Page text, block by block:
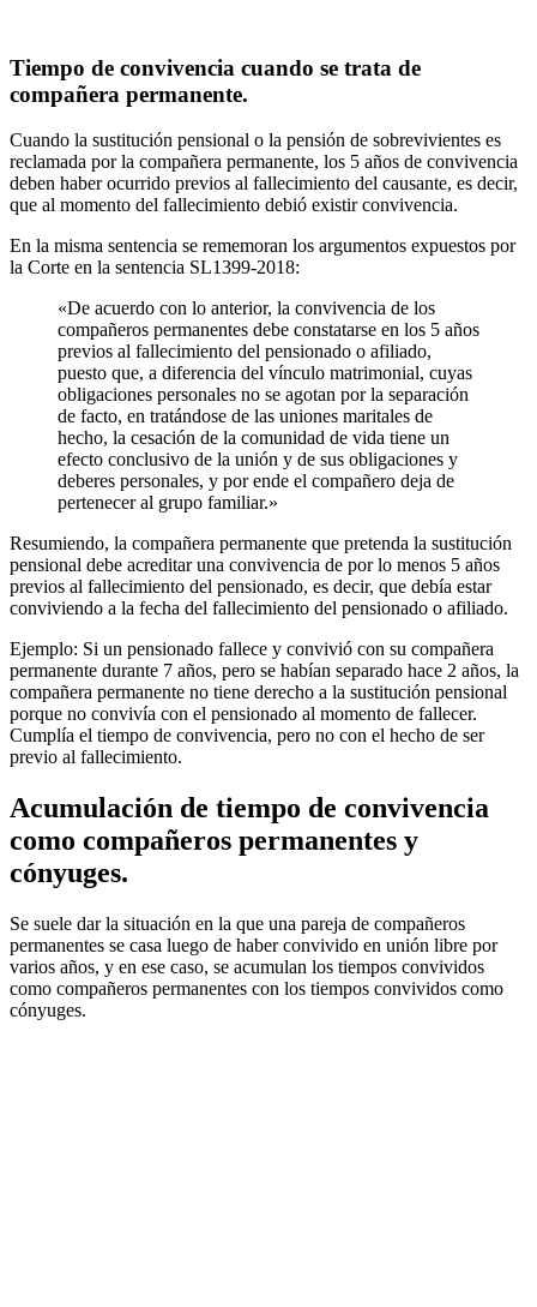
Tiempo de convivencia cuando se trata de
compañera permanente.
Cuando la sustitución pensional o la pensión de sobrevivientes es
reclamada por la compañera permanente, los 5 años de convivencia
deben haber ocurrido previos al fallecimiento del causante, es decir,
que al momento del fallecimiento debió existir convivencia.
En la misma sentencia se rememoran los argumentos expuestos por
la Corte en la sentencia SL1399-2018:
«De acuerdo con lo anterior, la convivencia de los
compañeros permanentes debe constatarse en los 5 años
previos al fallecimiento del pensionado o afiliado,
puesto que, a diferencia del vínculo matrimonial, cuyas
obligaciones personales no se agotan por la separación
de facto, en tratándose de las uniones maritales de
hecho, la cesación de la comunidad de vida tiene un
efecto conclusivo de la unión y de sus obligaciones y
deberes personales, y por ende el compañero deja de
pertenecer al grupo familiar.»
Resumiendo, la compañera permanente que pretenda la sustitución
pensional debe acreditar una convivencia de por lo menos 5 años
previos al fallecimiento del pensionado, es decir, que debía estar
conviviendo a la fecha del fallecimiento del pensionado o afiliado.
Ejemplo: Si un pensionado fallece y convivió con su compañera
permanente durante 7 años, pero se habían separado hace 2 años, la
compañera permanente no tiene derecho a la sustitución pensional
porque no convivía con el pensionado al momento de fallecer.
Cumplía el tiempo de convivencia, pero no con el hecho de ser
previo al fallecimiento.
Acumulación de tiempo de convivencia
como compañeros permanentes y
cónyuges.
Se suele dar la situación en la que una pareja de compañeros
permanentes se casa luego de haber convivido en unión libre por
varios años, y en ese caso, se acumulan los tiempos convividos
como compañeros permanentes con los tiempos convividos como
cónyuges.